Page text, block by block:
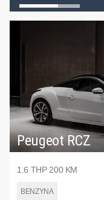
Peugeot RCZ
1.6 THP 200 KM
BENZYNA